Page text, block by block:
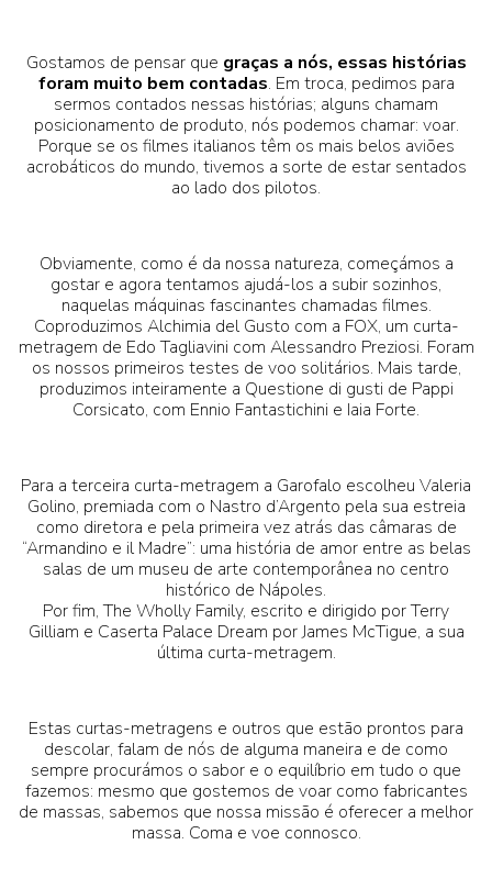
Gostamos de pensar que graças a nós, essas histórias
foram muito bem contadas. Em troca, pedimos para
sermos contados nessas histórias; alguns chamam
posicionamento de produto, nós podemos chamar: voar.
Porque se os filmes italianos têm os mais belos aviões
acrobáticos do mundo, tivemos a sorte de estar sentados
ao lado dos pilotos.
Obviamente, como é da nossa natureza, começámos a
gostar e agora tentamos ajudá-los a subir sozinhos,
naquelas máquinas fascinantes chamadas filmes.
Coproduzimos Alchimia del Gusto com a FOX, um curta-
metragem de Edo Tagliavini com Alessandro Preziosi. Foram
os nossos primeiros testes de voo solitários. Mais tarde,
produzimos inteiramente a Questione di gusti de Pappi
Corsicato, com Ennio Fantastichini e Iaia Forte.
Para a terceira curta-metragem a Garofalo escolheu Valeria
Golino, premiada com o Nastro d’Argento pela sua estreia
como diretora e pela primeira vez atrás das câmaras de
“Armandino e il Madre”: uma história de amor entre as belas
salas de um museu de arte contemporânea no centro
histórico de Nápoles.
Por fim, The Wholly Family, escrito e dirigido por Terry
Gilliam e Caserta Palace Dream por James McTigue, a sua
última curta-metragem.
Estas curtas-metragens e outros que estão prontos para
descolar, falam de nós de alguma maneira e de como
sempre procurámos o sabor e o equilíbrio em tudo o que
fazemos: mesmo que gostemos de voar como fabricantes
de massas, sabemos que nossa missão é oferecer a melhor
massa. Coma e voe connosco.